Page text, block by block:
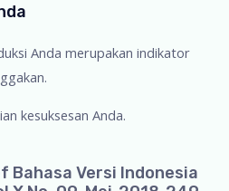
Anda merupakan indikator
kesuksesan Anda.
Bahasa Versi Indonesia